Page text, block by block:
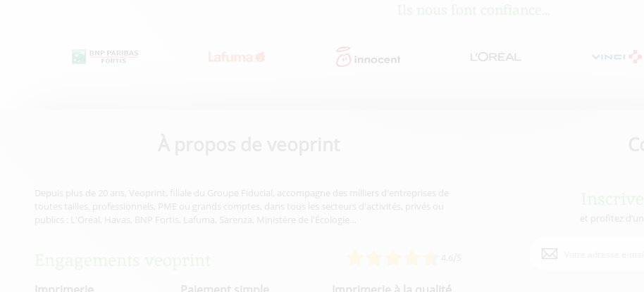
Depuis plus de 20 ans, Veoprint, filiale du Groupe Fiducial, accompagne des milliers d'entreprises de
toutes tailles, professionnels, PME ou grands comptes, dans tous les secteurs d'activités, privés ou
publics : L'Oréal, Havas, BNP Fortis, Lafuma, Sarenza, Ministère de l'Écologie…
et profitez